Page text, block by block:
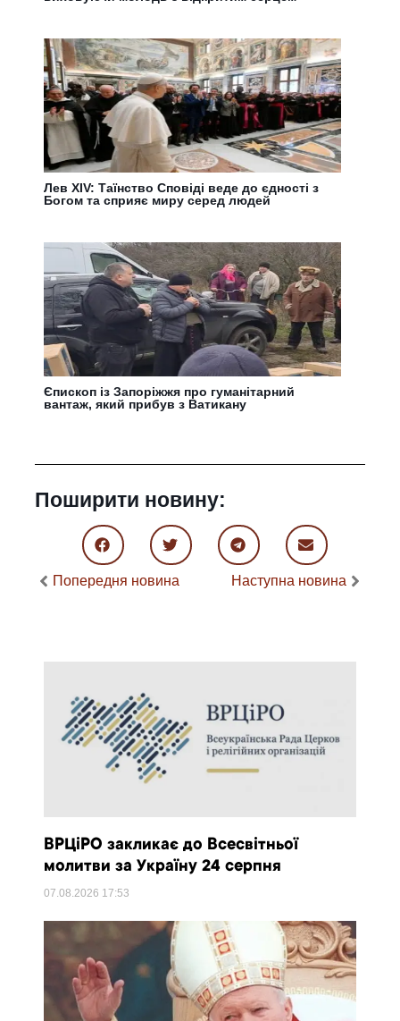
Лев XIV: Таїнство Сповіді веде до єдності з
Богом та сприяє миру серед людей
Єпископ із Запоріжжя про гуманітарний
вантаж, який прибув з Ватикану
Поширити новину:
Попередня новина Наступна новина
ВРЦіРО закликає до Всесвітньої
молитви за Україну 24 серпня
07.08.2026 17:53